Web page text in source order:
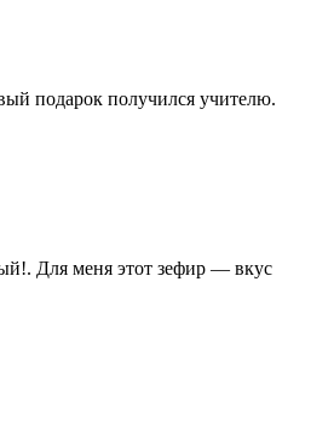
подарок получился учителю.
Для меня этот зефир — вкус